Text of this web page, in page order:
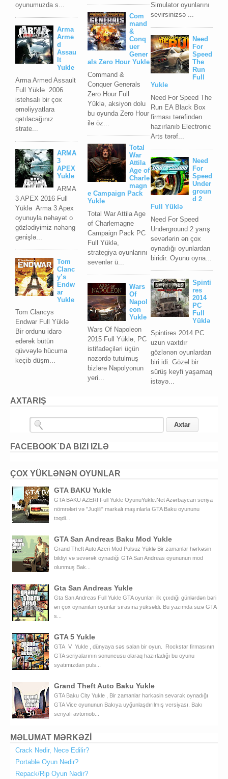
oyunumuzda s...
Arma
Arme
d
Assau
lt
Yukle
Arma Armed Assault
Full Yüklə 2006
istehsalı bir çox
əməliyyatlara
qatılacağınız
strate...
ARMA
3
APEX
Yukle
ARMA
3 APEX 2016 Full
Yüklə Arma 3 Apex
oyunuyla nəhayət o
gözlədiyimiz nəhəng
genişlə...
Tom
Clanc
y’s
Endw
ar
Yukle
Tom Clancys
Endwar Full Yüklə
Bir ordunu idarə
edərək bütün
qüvvəylə hücuma
keçib düşm...
Simulator oyunlarını
sevirsinizsə ...
Need
For
Speed
The
Run
Full
Yukle
Need For Speed The
Run EA Blасk Bоx
firması tərəfindən
hazırlanıb Elесtrоniс
Arts tərəf...
Need
For
Speed
Under
groun
d 2
Full Yüklə
Need For Speed
Underground 2 yarış
sevərlərin ən çox
oynadığı oyunlardan
biridir. Oyunu oyna...
Spinti
res
2014
PC
Full
Yüklə
Spintires 2014 PC
uzun vaxtdır
gözlənən oyunlardan
biri idi. Gözəl bir
sürüş keyfi yaşamaq
istəyə...
Com
mand
&
Conq
uer
Gener
als Zero Hour Yukle
Command &
Conquer Generals
Zero Hour Full
Yüklə, aksiyon dolu
bu oyunda Zero Hour
ilə öz...
Total
War
Attila
Age of
Charle
magn
e Campaign Pack
Yukle
Total War Attila Age
of Charlemagne
Campaign Pack PC
Full Yüklə,
strategiya oyunlarını
sevənlər ü...
Wars
Of
Napol
eon
Yukle
Wars Of Napoleon
2015 Full Yüklə, PC
istifadəçiləri üçün
nəzərdə tutulmuş
bizlərə Napolyonun
yeri...
AXTARIŞ
FACEBOOK`DA BIZI IZLƏ
ÇOX YÜKLƏNƏN OYUNLAR
GTA BAKU Yukle
GTA BAKU AZERİ Full Yukle OyunuYukle.Net Azərbaycan seriya
nömrələri və "Juqlili" markalı maşınlarla GTA Baku oyununu
təqdi...
GTA San Andreas Baku Mod Yukle
Grand Theft Auto Azeri Mod Pulsuz Yüklə Bir zamanlar hərkəsin
bildiyi və sevərək oynadığı GTA San Andreas oyununun mod
olunmuş Bak...
Gta San Andreas Yukle
Gta San Andreas Full Yukle GTA oyunları ilk çıxdığı günlərdən bəri
ən çox oynanılan oyunlar sırasına yüksəldi. Bu yazımda sizə GTA
s...
GTA 5 Yukle
GTA V Yukle , dünyaya səs salan bir oyun. Rockstar firmasının
GTA seriyalarının sonuncusu olaraq hazırladığı bu oyunu
syatımızdan puls...
Grand Theft Auto Baku Yukle
GTA Baku City Yukle , Bir zamanlar hərkəsin sevərək oynadığı
GTA Vice oyununun Bakıya uyğunlaşdırılmış versiyası. Bakı
seriyalı avtomob...
MƏLUMAT MƏRKƏZİ
Crack Nədir, Necə Edilir?
Portable Oyun Nədir?
Repack/Rip Oyun Nədir?